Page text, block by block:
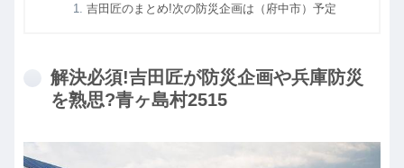
吉田匠のまとめ!次の防災企画は（府中市）予定
解決必須!吉田匠が防災企画や兵庫防災
を熟思?青ヶ島村2515